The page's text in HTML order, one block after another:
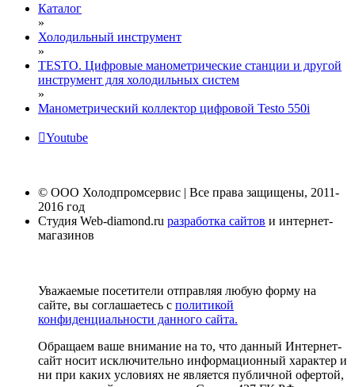
Каталог
»
Холодильный инструмент
»
TESTO. Цифровые манометрические станции и другой
инструмент для холодильных систем
»
Манометрический коллектор цифровой Testo 550i
Youtube
© ООО Холодпромсервис | Все права защищены, 2011-
2016 год
Студия Web-diamond.ru разработка сайтов и интернет-
магазинов
Уважаемые посетители отправляя любую форму на
сайте, вы соглашаетесь с политикой
конфиденциальности данного сайта.
Обращаем ваше внимание на то, что данный Интернет-
сайт носит исключительно информационный характер и
ни при каких условиях не является публичной офертой,